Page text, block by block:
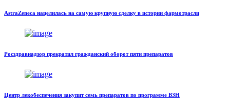
AstraZeneca нацелилась на самую крупную сделку в истории фармотрасли
Росздравнадзор прекратил гражданский оборот пяти препаратов
Центр лекобеспечения закупит семь препаратов по программе ВЗН